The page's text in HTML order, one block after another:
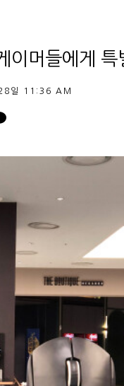
이머들에게 특
일 11:36 AM